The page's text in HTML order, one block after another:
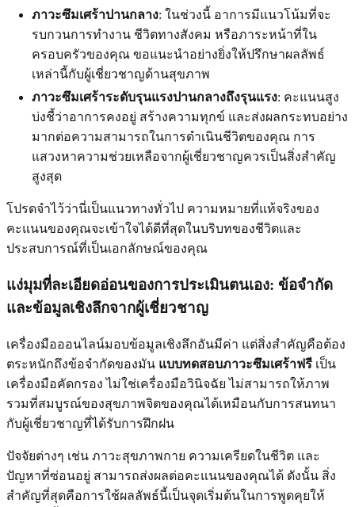
ภาวะซึมเศร้าปานกลาง: ในช่วงนี้ อาการมีแนวโน้มที่จะ
รบกวนการทำงาน ชีวิตทางสังคม หรือภาระหน้าที่ใน
ครอบครัวของคุณ ขอแนะนำอย่างยิ่งให้ปรึกษาผลลัพธ์
เหล่านี้กับผู้เชี่ยวชาญด้านสุขภาพ
ภาวะซึมเศร้าระดับรุนแรงปานกลางถึงรุนแรง: คะแนนสูง
บ่งชี้ว่าอาการคงอยู่ สร้างความทุกข์ และส่งผลกระทบอย่าง
มากต่อความสามารถในการดำเนินชีวิตของคุณ การ
แสวงหาความช่วยเหลือจากผู้เชี่ยวชาญควรเป็นสิ่งสำคัญ
สูงสุด
โปรดจำไว้ว่านี่เป็นแนวทางทั่วไป ความหมายที่แท้จริงของ
คะแนนของคุณจะเข้าใจได้ดีที่สุดในบริบทของชีวิตและ
ประสบการณ์ที่เป็นเอกลักษณ์ของคุณ
แง่มุมที่ละเอียดอ่อนของการประเมินตนเอง: ข้อจำกัด
และข้อมูลเชิงลึกจากผู้เชี่ยวชาญ
เครื่องมือออนไลน์มอบข้อมูลเชิงลึกอันมีค่า แต่สิ่งสำคัญคือต้อง
ตระหนักถึงข้อจำกัดของมัน แบบทดสอบภาวะซึมเศร้าฟรี เป็น
เครื่องมือคัดกรอง ไม่ใช่เครื่องมือวินิจฉัย ไม่สามารถให้ภาพ
รวมที่สมบูรณ์ของสุขภาพจิตของคุณได้เหมือนกับการสนทนา
กับผู้เชี่ยวชาญที่ได้รับการฝึกฝน
ปัจจัยต่างๆ เช่น ภาวะสุขภาพกาย ความเครียดในชีวิต และ
ปัญหาที่ซ่อนอยู่ สามารถส่งผลต่อคะแนนของคุณได้ ดังนั้น สิ่ง
สำคัญที่สุดคือการใช้ผลลัพธ์นี้เป็นจุดเริ่มต้นในการพูดคุยให้